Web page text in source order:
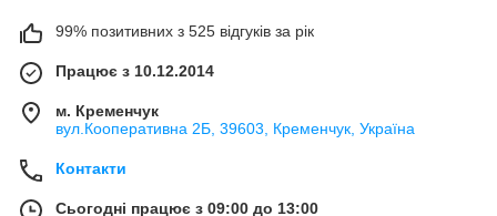
99% позитивних з 525 відгуків за рік
Працює з 10.12.2014
м. Кременчук
вул.Кооперативна 2Б, 39603, Кременчук, Україна
Контакти
Сьогодні працює з 09:00 до 13:00